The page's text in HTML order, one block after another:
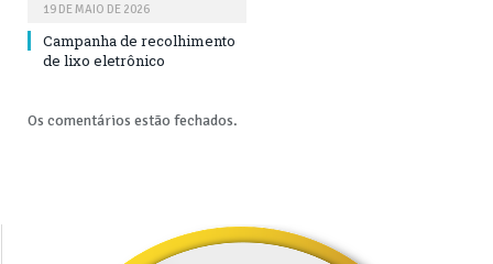
19 DE MAIO DE 2026
Campanha de recolhimento
de lixo eletrônico
Os comentários estão fechados.